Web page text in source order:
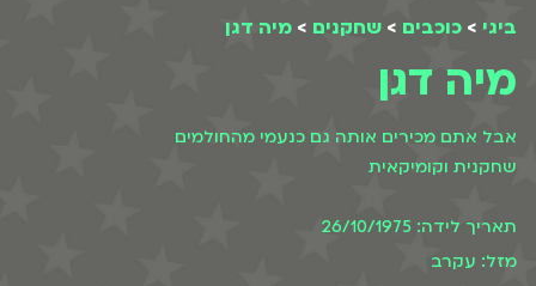
ביגי > כוכבים > שחקנים > מיה דגן
מיה דגן
אבל אתם מכירים אותה גם כנעמי מהחולמים
שחקנית וקומיקאית
תאריך לידה: 26/10/1975
מזל: עקרב